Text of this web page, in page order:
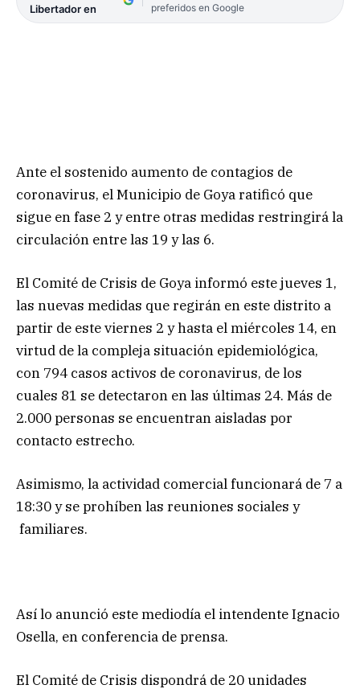
Libertador en
preferidos en Google
Ante el sostenido aumento de contagios de
coronavirus, el Municipio de Goya ratificó que
sigue en fase 2 y entre otras medidas restringirá la
circulación entre las 19 y las 6.
El Comité de Crisis de Goya informó este jueves 1,
las nuevas medidas que regirán en este distrito a
partir de este viernes 2 y hasta el miércoles 14, en
virtud de la compleja situación epidemiológica,
con 794 casos activos de coronavirus, de los
cuales 81 se detectaron en las últimas 24. Más de
2.000 personas se encuentran aisladas por
contacto estrecho.
Asimismo, la actividad comercial funcionará de 7 a
18:30 y se prohíben las reuniones sociales y
familiares.
Así lo anunció este mediodía el intendente Ignacio
Osella, en conferencia de prensa.
El Comité de Crisis dispondrá de 20 unidades